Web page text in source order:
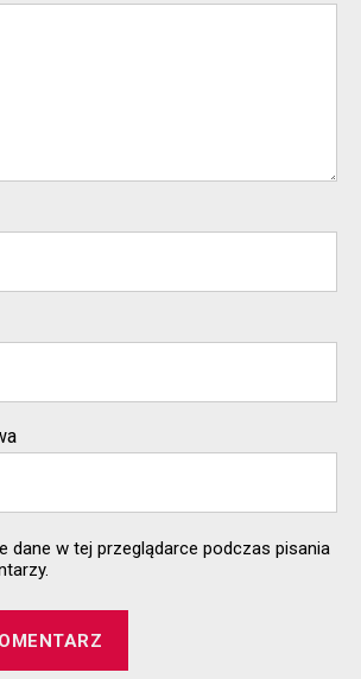
dane w tej przeglądarce podczas pisania